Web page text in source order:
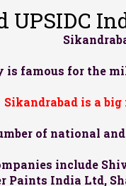
UPSIDC
is famous for the
Sikandrabad is a
of national
include
Paints India Ltd,